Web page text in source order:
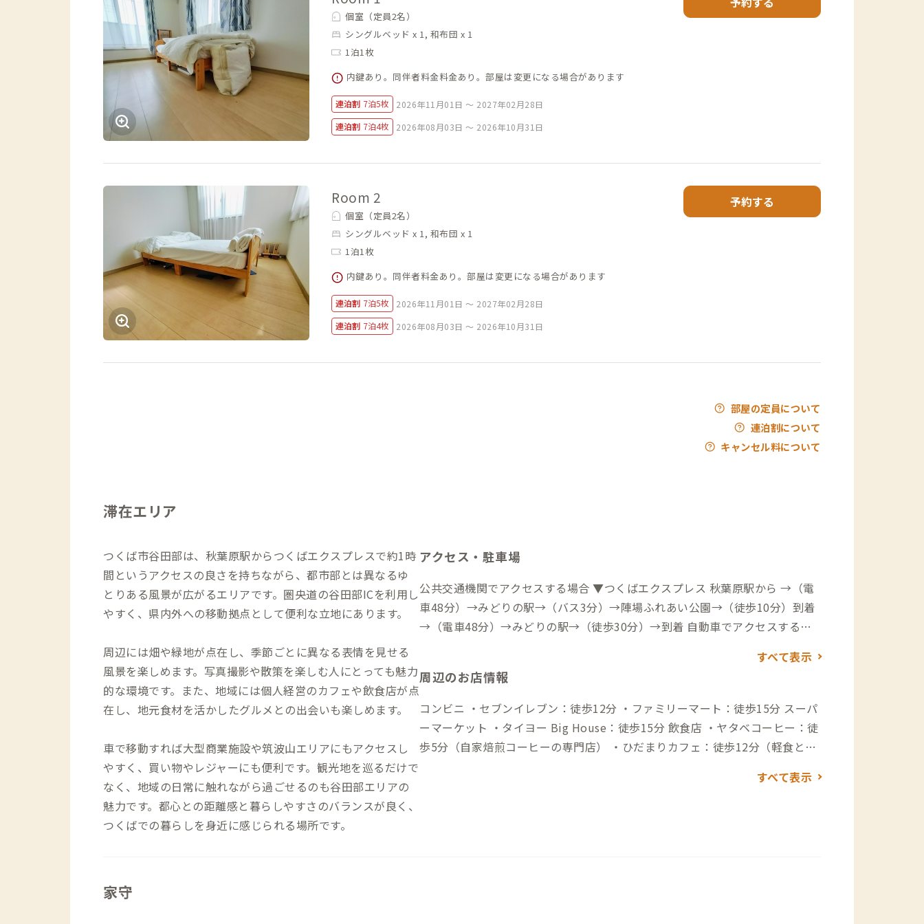
個室（定員2名）
シングルベッド x 1, 和布団 x 1
1泊1枚
内鍵あり。同伴者料金料金あり。部屋は変更になる場合があります
連泊割 7泊5枚
2026年11月01日 ～ 2027年02月28日
連泊割 7泊4枚 2026年08月03日 ～ 2026年10月31日
Room 2
個室（定員2名）
シングルベッド x 1, 和布団 x 1
1泊1枚
内鍵あり。同伴者料金あり。部屋は変更になる場合があります
連泊割 7泊5枚
2026年11月01日 ～ 2027年02月28日
連泊割 7泊4枚 2026年08月03日 ～ 2026年10月31日
予約する
部屋の定員について
連泊割について
キャンセル料について
滞在エリア
つくば市谷田部は、秋葉原駅からつくばエクスプレスで約1時
間というアクセスの良さを持ちながら、都市部とは異なるゆ
とりある風景が広がるエリアです。圏央道の谷田部ICを利用し
やすく、県内外への移動拠点として便利な立地にあります。
周辺には畑や緑地が点在し、季節ごとに異なる表情を見せる
風景を楽しめます。写真撮影や散策を楽しむ人にとっても魅力
的な環境です。また、地域には個人経営のカフェや飲食店が点
在し、地元食材を活かしたグルメとの出会いも楽しめます。
車で移動すれば大型商業施設や筑波山エリアにもアクセスし
やすく、買い物やレジャーにも便利です。観光地を巡るだけで
なく、地域の日常に触れながら過ごせるのも谷田部エリアの
魅力です。都心との距離感と暮らしやすさのバランスが良く、
つくばでの暮らしを身近に感じられる場所です。
アクセス・駐車場
公共交通機関でアクセスする場合 ▼つくばエクスプレス 秋葉原駅から →（電
車48分）→みどりの駅→（バス3分）→陣場ふれあい公園→（徒歩10分）到着
→（電車48分）→みどりの駅→（徒歩30分）→到着 自動車でアクセスする場
すべて表示
周辺のお店情報
コンビニ ・セブンイレブン：徒歩12分 ・ファミリーマート：徒歩15分 スーパ
ーマーケット ・タイヨー Big House：徒歩15分 飲食店 ・ヤタベコーヒー：徒
歩5分（自家焙煎コーヒーの専門店） ・ひだまりカフェ：徒歩12分（軽食とコ
分（バスタとケーキのお店） ・Giza Egyptian Food：徒歩30分（エジプト料
すべて表示
家守